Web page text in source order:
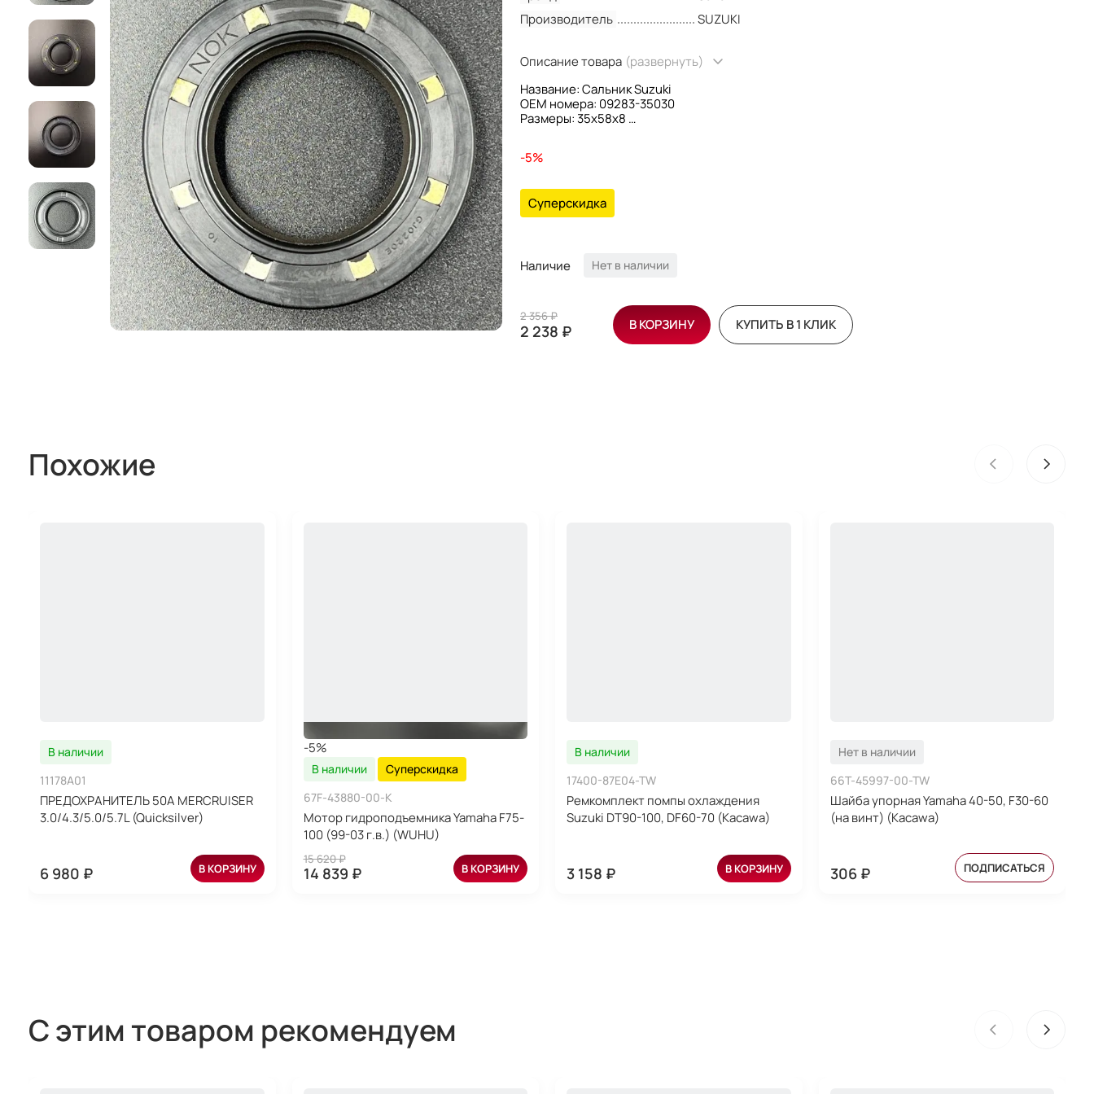
Производитель
SUZUKI
Описание товара (развернуть)
Название: Сальник Suzuki
OEM номера: 09283-35030
Размеры: 35x58x8
-5%
Суперскидка
Наличие Нет в наличии
2 356 ₽
2 238 ₽ В КОРЗИНУ КУПИТЬ В 1 КЛИК
Похожие
В наличии
11178A01
ПРЕДОХРАНИТЕЛЬ 50A MERCRUISER
3.0/4.3/5.0/5.7L (Quicksilver)
6 980 ₽ В КОРЗИНУ
-5%
В наличии
Суперскидка
67F-43880-00-K
Мотор гидроподъемника Yamaha F75-
100 (99-03 г.в.) (WUHU)
15 620 ₽
14 839 ₽ В КОРЗИНУ
В наличии
17400-87E04-TW
Ремкомплект помпы охлаждения
Suzuki DT90-100, DF60-70 (Kacawa)
3 158 ₽ В КОРЗИНУ
Нет в наличии
66T-45997-00-TW
Шайба упорная Yamaha 40-50, F30-60
(на винт) (Kacawa)
306 ₽ ПОДПИСАТЬСЯ
С этим товаром рекомендуем